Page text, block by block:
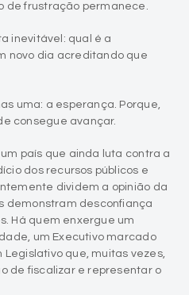
de frustração permanece.
inevitável: qual é a
novo dia acreditando que
uma: a esperança. Porque,
consegue avançar.
país que ainda luta contra a
dos recursos públicos e
dividem a opinião da
demonstram desconfiança
Há quem enxergue um
um Executivo marcado
Legislativo que, muitas vezes,
de fiscalizar e representar o